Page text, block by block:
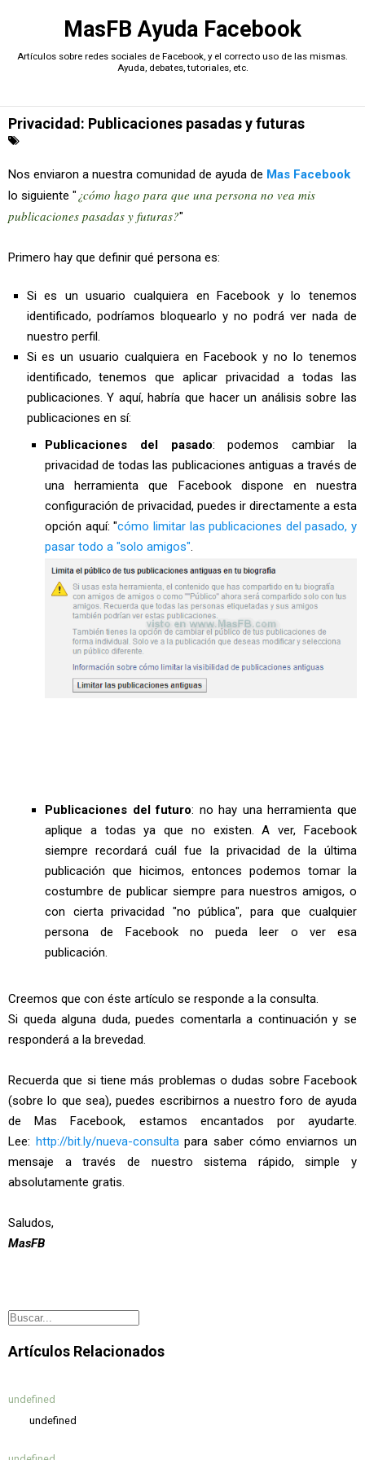
MasFB Ayuda Facebook
Artículos sobre redes sociales de Facebook, y el correcto uso de las mismas.
Ayuda, debates, tutoriales, etc.
Privacidad: Publicaciones pasadas y futuras
Nos enviaron a nuestra comunidad de ayuda de Mas Facebook
lo siguiente " ¿cómo hago para que una persona no vea mis
publicaciones pasadas y futuras?"
Primero hay que definir qué persona es:
Si es un usuario cualquiera en Facebook y lo tenemos
identificado, podríamos bloquearlo y no podrá ver nada de
nuestro perfil.
Si es un usuario cualquiera en Facebook y no lo tenemos
identificado, tenemos que aplicar privacidad a todas las
publicaciones. Y aquí, habría que hacer un análisis sobre las
publicaciones en sí:
Publicaciones del pasado: podemos cambiar la
privacidad de todas las publicaciones antiguas a través de
una herramienta que Facebook dispone en nuestra
configuración de privacidad, puedes ir directamente a esta
opción aquí: "cómo limitar las publicaciones del pasado, y
pasar todo a "solo amigos"
Publicaciones del futuro: no hay una herramienta que
aplique a todas ya que no existen. A ver, Facebook
siempre recordará cuál fue la privacidad de la última
publicación que hicimos, entonces podemos tomar la
costumbre de publicar siempre para nuestros amigos, o
con cierta privacidad "no pública", para que cualquier
persona de Facebook no pueda leer o ver esa
publicación.
Creemos que con éste artículo se responde a la consulta.
Si queda alguna duda, puedes comentarla a continuación y se
responderá a la brevedad.
Recuerda que si tiene más problemas o dudas sobre Facebook
(sobre lo que sea), puedes escribirnos a nuestro foro de ayuda
de Mas Facebook, estamos encantados por ayudarte.
Lee: http://bit.ly/nueva-consultapara saber cómo enviarnos un
mensaje a través de nuestro sistema rápido, simple y
absolutamente gratis.
Saludos,
MasFB
Artículos Relacionados
undefined
undefined